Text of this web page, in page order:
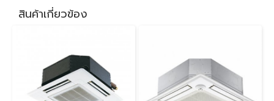
สินค้าเกี่ยวข้อง